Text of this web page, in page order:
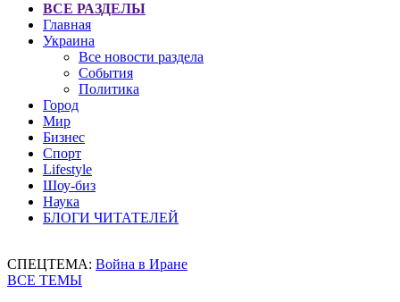
ВСЕ РАЗДЕЛЫ
Главная
Украина
Все новости раздела
События
Политика
Город
Мир
Бизнес
Спорт
Lifestyle
Шоу-биз
Наука
БЛОГИ ЧИТАТЕЛЕЙ
СПЕЦТЕМА: Война в Иране
ВСЕ ТЕМЫ